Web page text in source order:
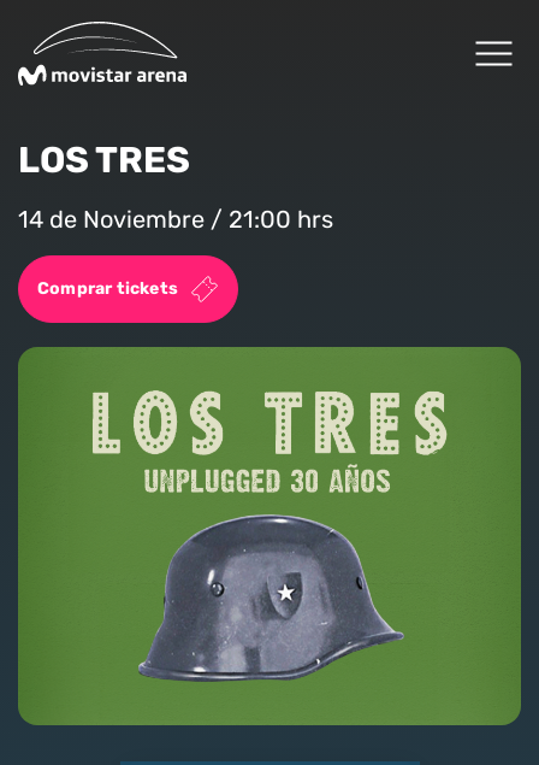
Cartelera
Arena Fans
Experiencias Premium
Club Movistar
LOS TRES
14 de Noviembre / 21:00 hrs
Comprar tickets